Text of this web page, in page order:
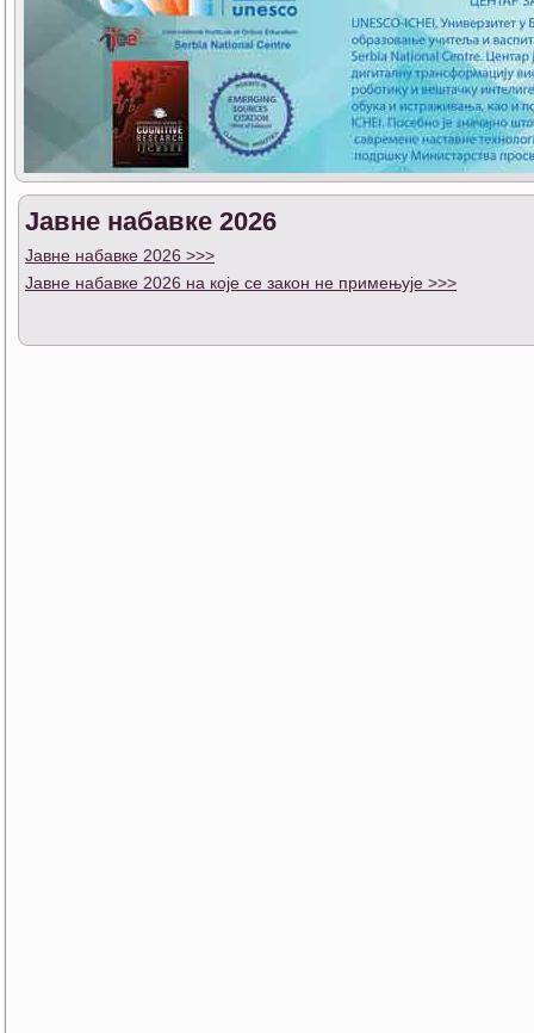
Јавне набавке 2026
Јавне набавке 2026 >>>
Јавне набавке 2026 на које се закон не примењује >>>